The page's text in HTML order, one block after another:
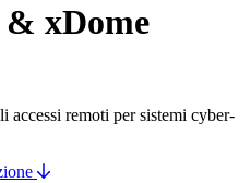
xDome
remoti per sistemi cyber-